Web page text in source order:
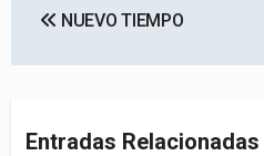
de
NUEVO TIEMPO
Entradas Relacionadas